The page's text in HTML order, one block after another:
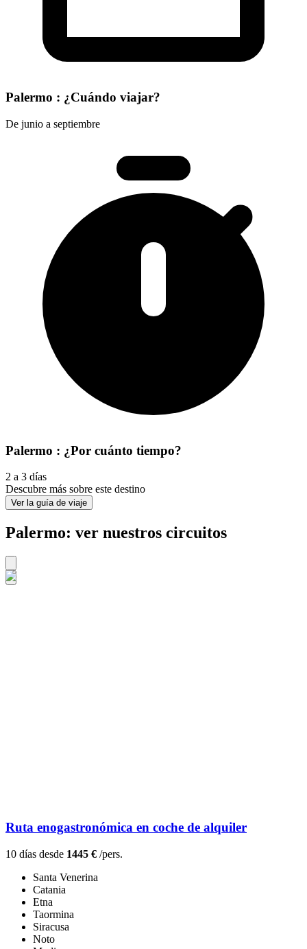
Palermo : ¿Cuándo viajar?
De junio a septiembre
Palermo : ¿Por cuánto tiempo?
2 a 3 días
Descubre más sobre este destino
Ver la guía de viaje
Palermo: ver nuestros circuitos
Ruta enogastronómica en coche de alquiler
10 días desde 1445 € /pers.
Santa Venerina
Catania
Etna
Taormina
Siracusa
Noto